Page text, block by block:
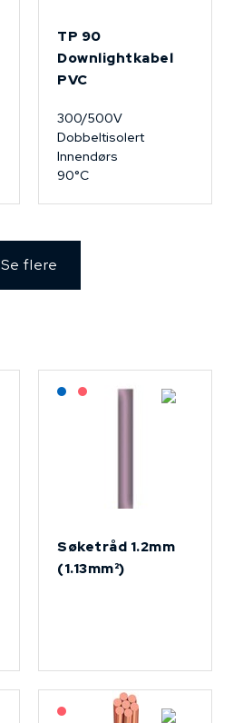
TP 90
Downlightkabel
PVC
300/500V
Dobbeltisolert
Innendørs
90°C
Se flere
Lagerført: NEK Kabel
På forespørsel
Søketråd 1.2mm
(1.13mm²)
På forespørsel